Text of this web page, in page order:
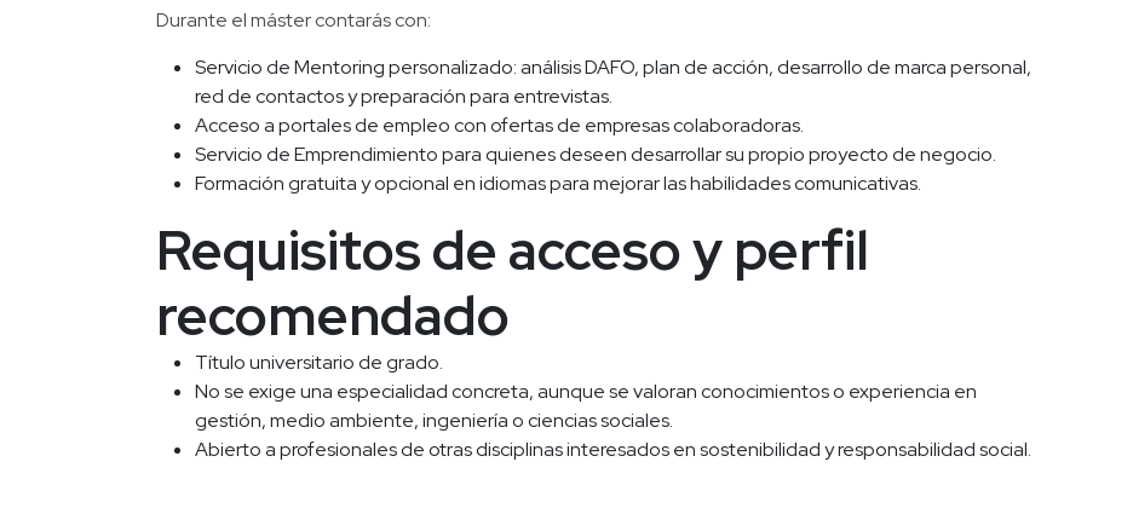
Durante el máster contarás con:
Servicio de Mentoring personalizado: análisis DAFO, plan de acción, desarrollo de marca personal,
red de contactos y preparación para entrevistas.
Acceso a portales de empleo con ofertas de empresas colaboradoras.
Servicio de Emprendimiento para quienes deseen desarrollar su propio proyecto de negocio.
Formación gratuita y opcional en idiomas para mejorar las habilidades comunicativas.
Requisitos de acceso y perfil
recomendado
Título universitario de grado.
No se exige una especialidad concreta, aunque se valoran conocimientos o experiencia en
gestión, medio ambiente, ingeniería o ciencias sociales.
Abierto a profesionales de otras disciplinas interesados en sostenibilidad y responsabilidad social.